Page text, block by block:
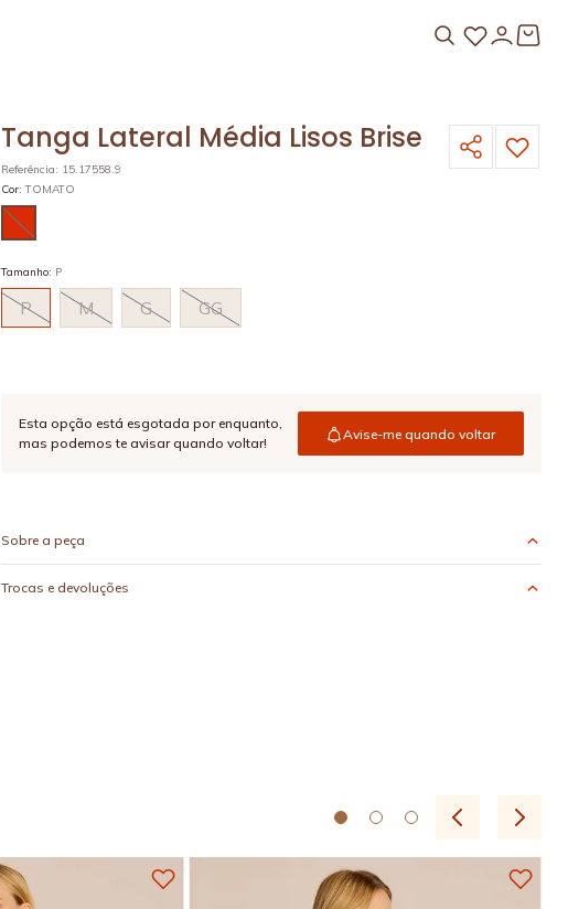
Tanga Lateral Média Lisos Brise
Referência: 15.17558.9
Cor: TOMATO
Tamanho: P
P M G GG
Esta opção está esgotada por enquanto,
mas podemos te avisar quando voltar!
Avise-me quando voltar
Sobre a peça
Trocas e devoluções